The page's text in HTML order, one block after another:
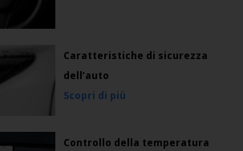
Caratteristiche di sicurezza
dell’auto
Scopri di più
Controllo della temperatura